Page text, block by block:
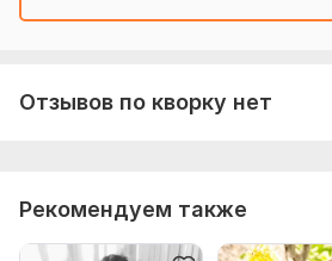
Отзывов по кворку нет
Рекомендуем также